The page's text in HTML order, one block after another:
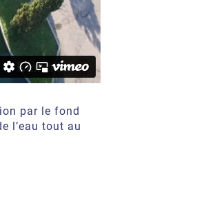
par le fond
l’eau tout au